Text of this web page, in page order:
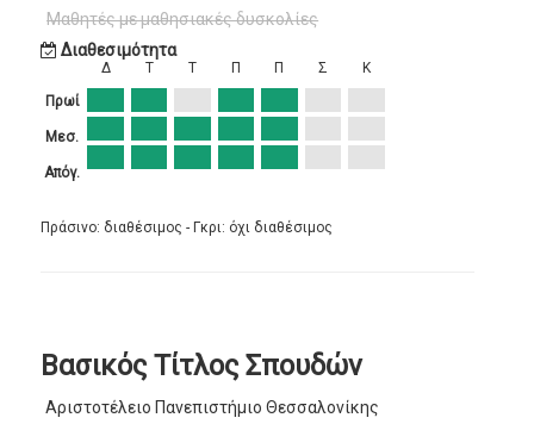
Μαθητές με μαθησιακές δυσκολίες
Διαθεσιμότητα
Πρωί
Μεσ.
Απόγ.
Δ Τ Τ Π Π Σ Κ
Πράσινο: διαθέσιμος - Γκρι: όχι διαθέσιμος
Βασικός Τίτλος Σπουδών
Αριστοτέλειο Πανεπιστήμιο Θεσσαλονίκης